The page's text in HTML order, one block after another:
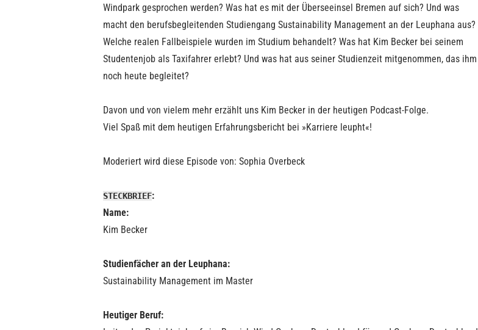
Windpark gesprochen werden? Was hat es mit der Überseeinsel Bremen auf sich? Und was
macht den berufsbegleitenden Studiengang Sustainability Management an der Leuphana aus?
Welche realen Fallbeispiele wurden im Studium behandelt? Was hat Kim Becker bei seinem
Studentenjob als Taxifahrer erlebt? Und was hat aus seiner Studienzeit mitgenommen, das ihm
noch heute begleitet?
Davon und von vielem mehr erzählt uns Kim Becker in der heutigen Podcast-Folge.
Viel Spaß mit dem heutigen Erfahrungsbericht bei »Karriere leupht«!
Moderiert wird diese Episode von: Sophia Overbeck
STECKBRIEF:
Name:
Kim Becker
Studienfächer an der Leuphana:
Sustainability Management im Master
Heutiger Beruf: